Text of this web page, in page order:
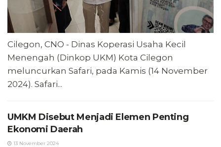
Cilegon, CNO - Dinas Koperasi Usaha Kecil
Menengah (Dinkop UKM) Kota Cilegon
meluncurkan Safari, pada Kamis (14 November
2024). Safari...
UMKM Disebut Menjadi Elemen Penting
Ekonomi Daerah
13 November 2024